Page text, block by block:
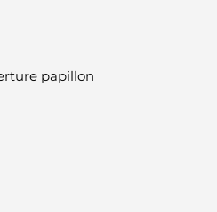
papillon